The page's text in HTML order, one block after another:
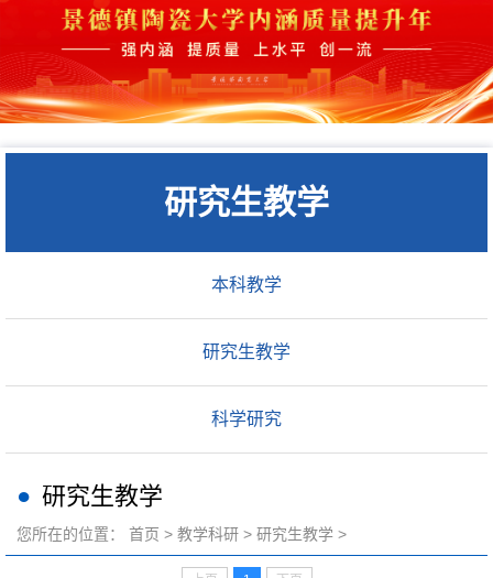
研究生教学
本科教学
研究生教学
科学研究
研究生教学
您所在的位置： 首页 > 教学科研 > 研究生教学 >